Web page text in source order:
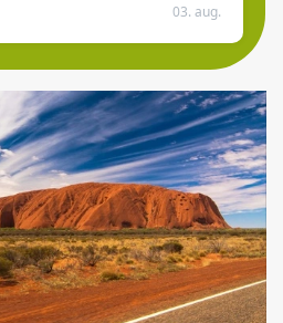
03. aug.